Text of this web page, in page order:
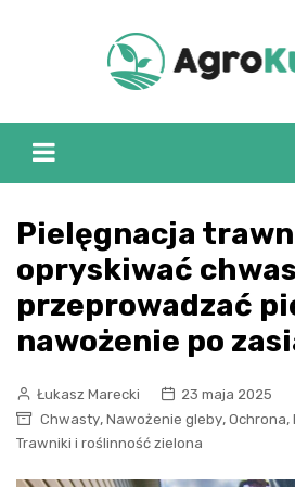
Pielęgnacja
opryskiwać
przeprowadzać
nawożenie po
Łukasz Marecki
23 maja 2025
Chwasty, Nawożenie gleby, Ochrona,
Trawniki i roślinność zielona